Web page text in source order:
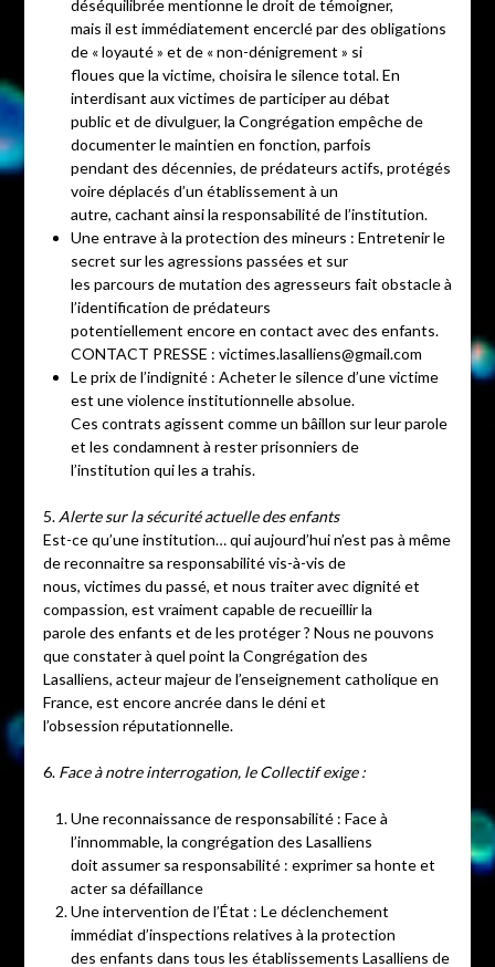
déséquilibrée mentionne le droit de témoigner,
mais il est immédiatement encerclé par des obligations
de « loyauté » et de « non-dénigrement » si
floues que la victime, choisira le silence total. En
interdisant aux victimes de participer au débat
public et de divulguer, la Congrégation empêche de
documenter le maintien en fonction, parfois
pendant des décennies, de prédateurs actifs, protégés
voire déplacés d’un établissement à un
autre, cachant ainsi la responsabilité de l’institution.
Une entrave à la protection des mineurs : Entretenir le
secret sur les agressions passées et sur
les parcours de mutation des agresseurs fait obstacle à
l’identification de prédateurs
potentiellement encore en contact avec des enfants.
CONTACT PRESSE : victimes.lasalliens@gmail.com
Le prix de l’indignité : Acheter le silence d’une victime
est une violence institutionnelle absolue.
Ces contrats agissent comme un bâillon sur leur parole
et les condamnent à rester prisonniers de
l’institution qui les a trahis.
5. Alerte sur la sécurité actuelle des enfants
Est-ce qu’une institution… qui aujourd’hui n’est pas à même
de reconnaitre sa responsabilité vis-à-vis de
nous, victimes du passé, et nous traiter avec dignité et
compassion, est vraiment capable de recueillir la
parole des enfants et de les protéger ? Nous ne pouvons
que constater à quel point la Congrégation des
Lasalliens, acteur majeur de l’enseignement catholique en
France, est encore ancrée dans le déni et
l’obsession réputationnelle.
6. Face à notre interrogation, le Collectif exige :
Une reconnaissance de responsabilité : Face à
l’innommable, la congrégation des Lasalliens
doit assumer sa responsabilité : exprimer sa honte et
acter sa défaillance
Une intervention de l’État : Le déclenchement
immédiat d’inspections relatives à la protection
des enfants dans tous les établissements Lasalliens de